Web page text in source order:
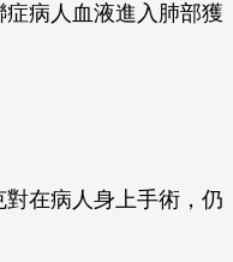
病人血液進入肺部獲
在病人身上手術，仍